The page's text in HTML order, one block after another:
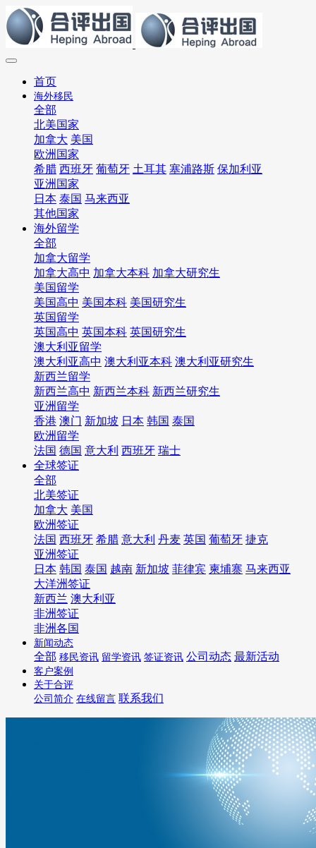
首页
海外移民
全部
北美国家
加拿大 美国
欧洲国家
希腊 西班牙 葡萄牙 土耳其 塞浦路斯 保加利亚
亚洲国家
日本 泰国 马来西亚
其他国家
海外留学
全部
加拿大留学
加拿大高中 加拿大本科 加拿大研究生
美国留学
美国高中 美国本科 美国研究生
英国留学
英国高中 英国本科 英国研究生
澳大利亚留学
澳大利亚高中 澳大利亚本科 澳大利亚研究生
新西兰留学
新西兰高中 新西兰本科 新西兰研究生
亚洲留学
香港 澳门 新加坡 日本 韩国 泰国
欧洲留学
法国 德国 意大利 西班牙 瑞士
全球签证
全部
北美签证
加拿大 美国
欧洲签证
法国 西班牙 希腊 意大利 丹麦 英国 葡萄牙 捷克
亚洲签证
日本 韩国 泰国 越南 新加坡 菲律宾 柬埔寨 马来西亚
大洋洲签证
新西兰 澳大利亚
非洲签证
非洲各国
新闻动态
全部 移民资讯 留学资讯 签证资讯 公司动态 最新活动
客户案例
关于合评
公司简介 在线留言 联系我们